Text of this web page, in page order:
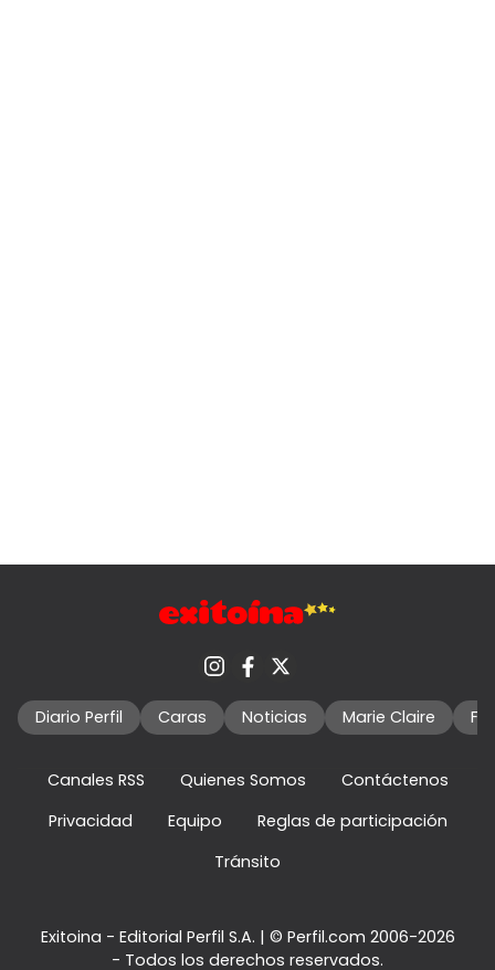
Diario Perfil Caras Noticias Marie Claire
Canales RSS Quienes Somos
Contáctenos
Privacidad
Equipo
Reglas de participación
Tránsito
Exitoina - Editorial Perfil S.A. | © Perfil.com 2006-2026
- Todos los derechos reservados.